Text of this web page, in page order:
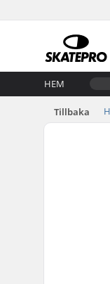
HEM
Tillbaka